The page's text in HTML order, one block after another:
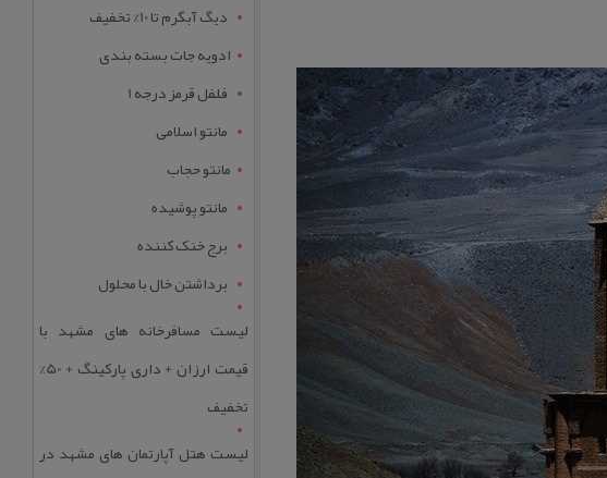
دیگ آبگرم تا 10% تخفیف
ادویه جات بسته بندی
فلفل قرمز درجه 1
مانتو اسلامی
مانتو حجاب
مانتو پوشیده
برج خنک کننده
برداشتن خال با محلول
لیست مسافرخانه های مشهد با
قیمت ارزان + داری پارکینگ + 50%
تخفیف
لیست هتل آپارتمان های مشهد در